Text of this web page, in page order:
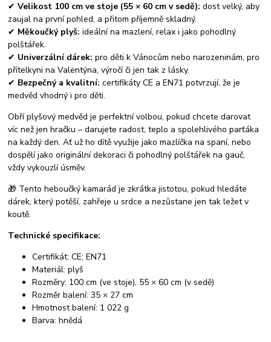
✔Velikost 100 cm ve stoje (55 × 60 cm v sedě): dost velký, aby
zaujal na první pohled, a přitom příjemně skladný.
✔ Měkoučký plyš: ideální na mazlení, relax i jako pohodlný
polštářek.
✔ Univerzální dárek: pro děti k Vánocům nebo narozeninám, pro
přítelkyni na Valentýna, výročí či jen tak z lásky.
✔ Bezpečný a kvalitní: certifikáty CE a EN71 potvrzují, že je
medvěd vhodný i pro děti.
Obří plyšový medvěd je perfektní volbou, pokud chcete darovat
víc než jen hračku – darujete radost, teplo a spolehlivého parťáka
na každý den. Ať už ho dítě využije jako mazlíčka na spaní, nebo
dospělí jako originální dekoraci či pohodlný polštářek na gauč,
vždy vykouzlí úsměv.
🎁 Tento heboučký kamarád je zkrátka jistotou, pokud hledáte
dárek, který potěší, zahřeje u srdce a nezůstane jen tak ležet v
koutě.
Technické specifikace:
Certifikát: CE; EN71
Materiál: plyš
Rozměry: 100 cm (ve stoje), 55 × 60 cm (v sedě)
Rozměr balení: 35 × 27 cm
Hmotnost balení: 1 022 g
Barva: hnědá